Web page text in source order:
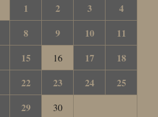
1
2 3
4
8 9 10
11
15 16 17
18
22 23 24 25
29
30